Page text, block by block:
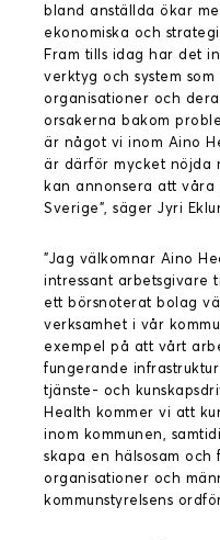
bland anställda ökar
ekonomiska och
Fram tills idag har det
verktyg och system
organisationer och
orsakerna bakom
är något vi inom Aino
är därför mycket nöjda
kan annonsera att våra
Sverige”, säger Jyri
”Jag välkomnar Aino
intressant arbetsgivare
ett börsnoterat bolag
verksamhet i vår
exempel på att vårt
fungerande
tjänste- och
Health kommer vi att
inom kommunen,
skapa en hälsosam
organisationer och
kommunstyrelsens